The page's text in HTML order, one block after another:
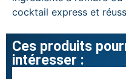
cocktail express et
Ces produits
intéresser :